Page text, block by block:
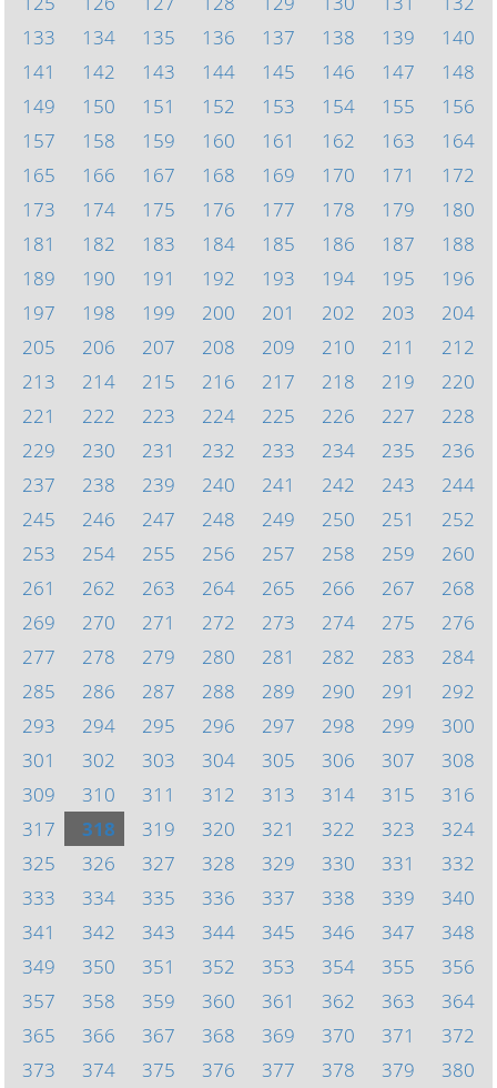
133
134 135 136 137 138 139
140
141
142 143 144 145 146 147
148
149
150 151 152 153 154 155
156
157
158 159 160 161 162 163
164
165
166 167 168 169 170 171
172
173
174 175 176 177 178 179
180
181
182 183 184 185 186 187
188
189
190 191 192 193 194 195
196
197
198 199 200 201 202 203
204
205
206 207 208 209 210 211
212
213
214 215 216 217 218 219
220
221
222 223 224 225 226 227
228
229
230 231 232 233 234 235
236
237
238 239 240 241 242 243
244
245
246 247 248 249 250 251
252
253
254 255 256 257 258 259
260
261
262 263 264 265 266 267
268
269
270 271 272 273 274 275
276
277
278 279 280 281 282 283
284
285
286 287 288 289 290 291
292
293
294 295 296 297 298 299
300
301
302 303 304 305 306 307
308
309
310 311 312 313 314 315
316
317
318 319 320 321 322 323
324
325
326 327 328 329 330 331
332
333
334 335 336 337 338 339
340
341
342 343 344 345 346 347
348
349
350 351 352 353 354 355
356
357
358 359 360 361 362 363
364
365
366 367 368 369 370 371
372
373
374 375 376 377 378 379 380